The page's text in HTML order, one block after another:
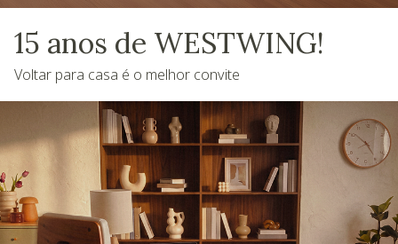
15 anos de WESTWING!
Voltar para casa é o melhor convite